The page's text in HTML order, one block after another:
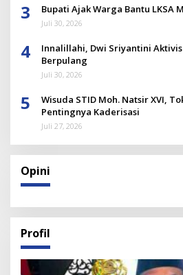
3 Bupati Ajak Warga Bantu LKSA
Juli 30, 2026
4
Innalillahi, Dwi Sriyantini
Berpulang
Juli 30, 2026
5
Wisuda STID Moh. Natsir XVI,
Pentingnya Kaderisasi
Juli 27, 2026
Opini
Profil